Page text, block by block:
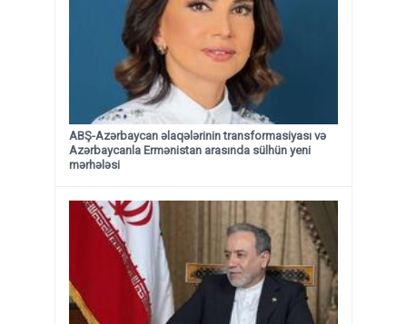
ABŞ-Azərbaycan əlaqələrinin transformasiyası və
Azərbaycanla Ermənistan arasında sülhün yeni
mərhələsi